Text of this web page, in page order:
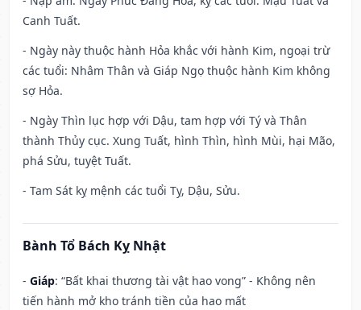
Canh Tuất.
- Ngày này thuộc hành Hỏa khắc với hành Kim, ngoại trừ
các tuổi: Nhâm Thân và Giáp Ngọ thuộc hành Kim không
sợ Hỏa.
- Ngày Thìn lục hợp với Dậu, tam hợp với Tý và Thân
thành Thủy cục. Xung Tuất, hình Thìn, hình Mùi, hại Mão,
phá Sửu, tuyệt Tuất.
- Tam Sát kỵ mệnh các tuổi Tỵ, Dậu, Sửu.
Bành Tổ Bách Kỵ Nhật
- Giáp: “Bất khai thương tài vật hao vong” - Không nên
tiến hành mở kho tránh tiền của hao mất